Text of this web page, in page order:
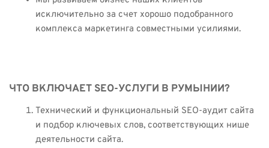
исключительно за счет хорошо подобранного
комплекса маркетинга совместными усилиями.
ЧТО ВКЛЮЧАЕТ SEO-УСЛУГИ В РУМЫНИИ?
Технический и функциональный SEO-аудит сайта
и подбор ключевых слов, соответствующих нише
деятельности сайта.